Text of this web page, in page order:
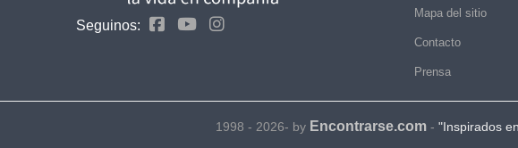
Seguinos:
Mapa del sitio
Contacto
Prensa
1998 - 2026- by Encontrarse.com- "Inspirados